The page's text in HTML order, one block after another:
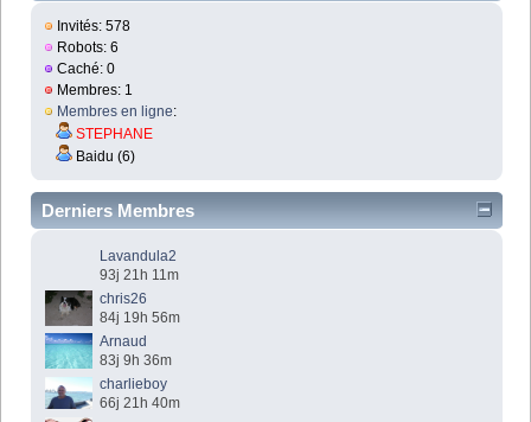
Invités: 578
Robots: 6
Caché: 0
Membres: 1
Membres en ligne:
STEPHANE
Baidu (6)
Derniers Membres
Lavandula2
93j 21h 11m
chris26
84j 19h 56m
Arnaud
83j 9h 36m
charlieboy
66j 21h 40m